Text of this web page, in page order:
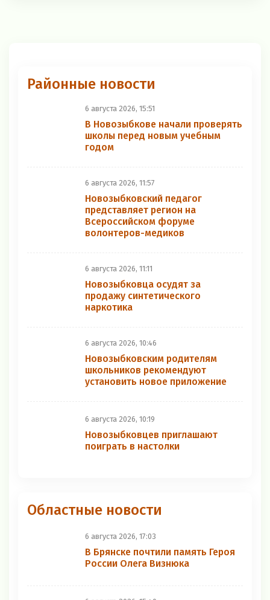
Районные новости
6 августа 2026, 15:51
В Новозыбкове начали проверять
школы перед новым учебным
годом
6 августа 2026, 11:57
Новозыбковский педагог
представляет регион на
Всероссийском форуме
волонтеров-медиков
6 августа 2026, 11:11
Новозыбковца осудят за
продажу синтетического
наркотика
6 августа 2026, 10:46
Новозыбковским родителям
школьников рекомендуют
установить новое приложение
6 августа 2026, 10:19
Новозыбковцев приглашают
поиграть в настолки
Областные новости
6 августа 2026, 17:03
В Брянске почтили память Героя
России Олега Визнюка